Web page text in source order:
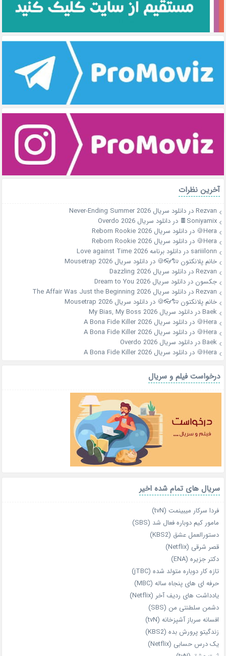
آخرین نظرات
Rezvanدردانلود سریال Never-Ending Summer 2026
Soniyamix🍫
دردانلود سریال Overdo 2026
Hera🍪
دردانلود سریال Reborn Rookie 2026
Hera🍪
دردانلود سریال Reborn Rookie 2026
sariiilonn دردانلود برنامه Love against Time 2026
خانم پلانکتون 🐑👓🍪 دردانلود سریال Mousetrap 2026
Rezvanدردانلود سریال Dazzling 2026
جکسون دردانلود سریال Dream to You 2026
Rezvanدردانلود سریال The Affair Was Just the Beginning 2026
خانم پلانکتون 🐑👓🍪 دردانلود سریال Mousetrap 2026
Baekدردانلود سریال My Bias, My Boss 2026
Hera🍪
دردانلود سریال A Bona Fide Killer 2026
Hera🍪
دردانلود سریال A Bona Fide Killer 2026
Baekدردانلود سریال Overdo 2026
Hera🍪
دردانلود سریال A Bona Fide Killer 2026
درخواست فیلم و سریال
سریال های تمام شده اخیر
فردا سرکار میبینمت (tvN)
مامور کیم دوباره فعال شد (SBS)
دستورالعمل عشق (KBS2)
قصر شرقی (Netflix)
دکتر جزیره (ENA)
تازه‌ کار دوباره‌ متولد شده (jTBC)
حرفه‌ ای‌ های پنجاه‌ ساله (MBC)
یادداشت‌ های ردیف آخر (Netflix)
دشمن سلطنتی من (SBS)
افسانه سرباز آشپزخانه (tvN)
زندگیتو پرورش بده (KBS2)
یک درس حسابی (Netflix)